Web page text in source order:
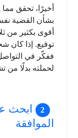
أخيرًا، تحقق
توقيع. إذا كان
ففكّر في
لحملته بدلًا من
ابحث
الموافقة